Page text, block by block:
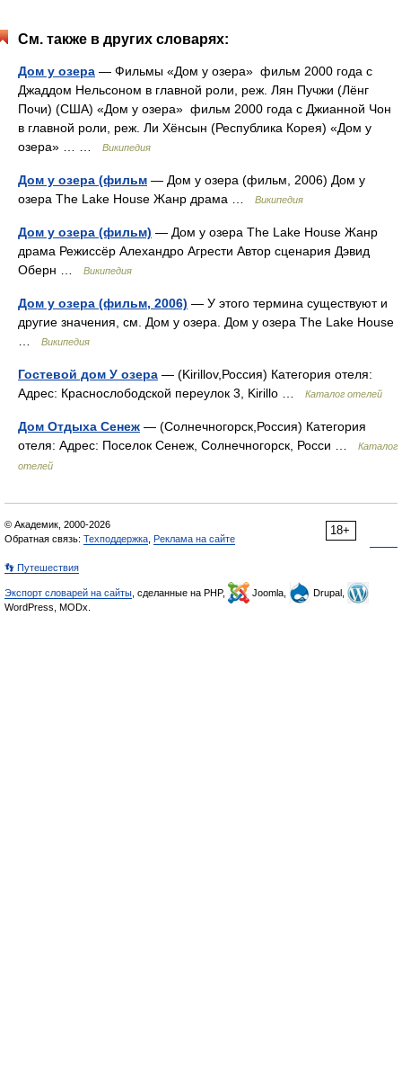
См. также в других словарях:
Дом у озера — Фильмы «Дом у озера» фильм 2000 года с
Джаддом Нельсоном в главной роли, реж. Лян Пучжи (Лёнг
Почи) (США) «Дом у озера» фильм 2000 года с Джианной Чон
в главной роли, реж. Ли Хёнсын (Республика Корея) «Дом у
озера» … …
Википедия
Дом у озера (фильм — Дом у озера (фильм, 2006) Дом у
озера The Lake House Жанр драма …
Википедия
Дом у озера (фильм) — Дом у озера The Lake House Жанр
драма Режиссёр Алехандро Агрести Автор сценария Дэвид
Оберн …
Википедия
Дом у озера (фильм, 2006) — У этого термина существуют и
другие значения, см. Дом у озера. Дом у озера The Lake House
Википедия
Гостевой дом У озера — (Kirillov,Россия) Категория отеля:
Адрес: Краснослободской переулок 3, Kirillo …
Каталог отелей
Дом Отдыха Сенеж — (Солнечногорск,Россия) Категория
отеля: Адрес: Поселок Сенеж, Солнечногорск, Росси …
Каталог
отелей
18+
© Академик, 2000-2026
Обратная связь: Техподдержка Реклама на сайте
👣 Путешествия
Экспорт словарей на сайты , сделанные на PHP, Joomla,
Drupal,
WordPress, MODx.